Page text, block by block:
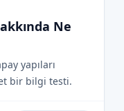
Ne
yapıları
bir bilgi testi.